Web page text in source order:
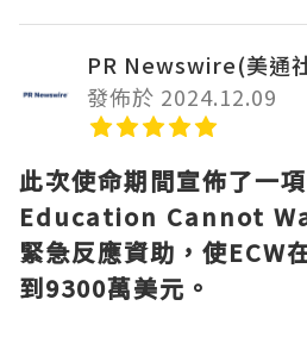
PR Newswire(美通
發佈於 2024.12.09
此次使命期間宣佈了一
Education Cannot
緊急反應資助，使ECW
到9300萬美元。